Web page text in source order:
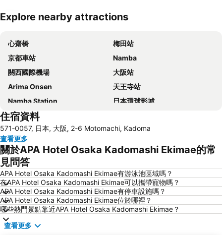
展開地圖
Explore nearby attractions
心齋橋
梅田站
京都車站
Namba
關西國際機場
大阪站
Arima Onsen
天王寺站
Namba Station
日本環球影城
道頓崛
神戶三宮車站
Namba City
心齋橋站
新大阪站
大阪城
嵐山竹林
大阪國際機場
清水寺
Rinku Town Station
Yodoyabashi Station
Osaka City Air Terminal
奈良車站
神戶車站
Karasuma Station
住宿資料
571-0057, 日本, 大阪, 2-6 Motomachi, Kadoma
查看更多
關於APA Hotel Osaka Kadomashi Ekimae的常
見問答
APA Hotel Osaka Kadomashi Ekimae有游泳池區域嗎？
在APA Hotel Osaka Kadomashi Ekimae可以攜帶寵物嗎？
APA Hotel Osaka Kadomashi Ekimae有停車設施嗎？
APA Hotel Osaka Kadomashi Ekimae位於哪裡？
哪些熱門景點靠近APA Hotel Osaka Kadomashi Ekimae？
查看更多